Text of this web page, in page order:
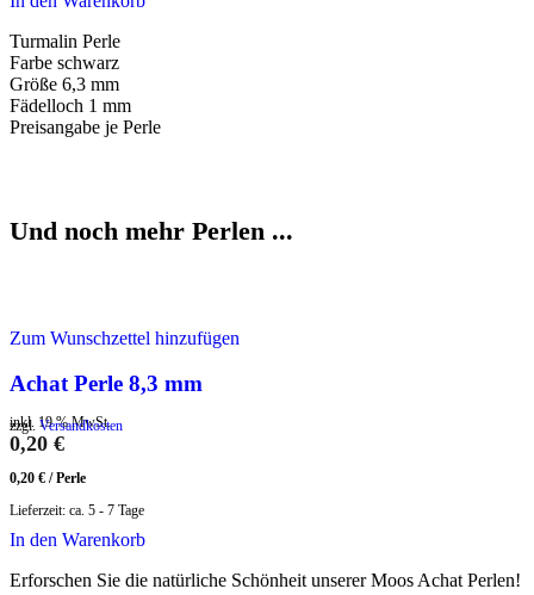
Turmalin Perle
Farbe schwarz
Größe 6,3 mm
Fädelloch 1 mm
Preisangabe je Perle
Und noch mehr Perlen ...
Zum Wunschzettel hinzufügen
Achat Perle 8,3 mm
inkl. 19 % MwSt.
zzgl. Versandkosten
0,20 €
0,20 € /Perle
Lieferzeit: ca. 5 - 7 Tage
In den Warenkorb
Erforschen Sie die natürliche Schönheit unserer Moos Achat Perlen!